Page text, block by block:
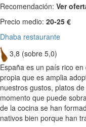
Recomendación: Ver
Precio medio: 20-25 €
Dhaba restaurante
3,8 (sobre 5,0)
España es un país rico
propia que es amplia
nuestros gustos, platos
momento que puede
de la cocina se han
nativos bien porque han